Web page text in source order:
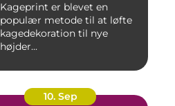
Kageprint er blevet en
populær metode til at løfte
kagedekoration til nye
højder...
10. Sep